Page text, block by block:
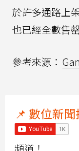
於許多通路上
也已經全數售
參考來源：
📌 數位新聞